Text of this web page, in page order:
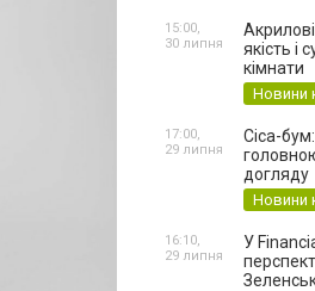
якість і
кімнати
Новини
15:00,
30 липня
Cica-
догляду
Новини
17:00,
29 липня
У
16:10,
29 липня